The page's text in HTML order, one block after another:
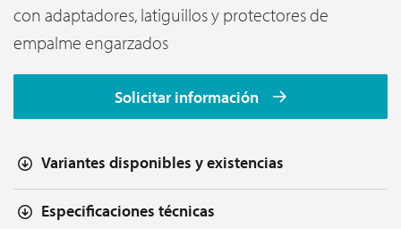
con adaptadores, latiguillos y protectores de
empalme engarzados
Solicitar información
Variantes disponibles y existencias
Especificaciones técnicas